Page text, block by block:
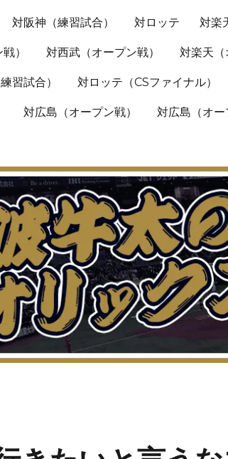
対阪神（練習試合） 対ロッテ 対楽
） 対西武（オープン戦） 対楽天（
習試合） 対ロッテ（CSファイナル）
対広島（オープン戦） 対広島（オー